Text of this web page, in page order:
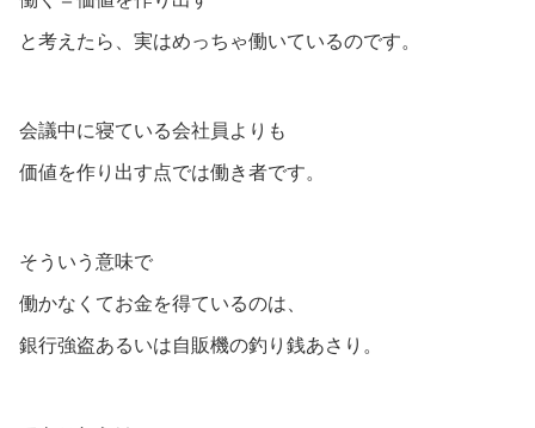
と考えたら、実はめっちゃ働いているのです。
会議中に寝ている会社員よりも
価値を作り出す点では働き者です。
そういう意味で
働かなくてお金を得ているのは、
銀行強盗あるいは自販機の釣り銭あさり。